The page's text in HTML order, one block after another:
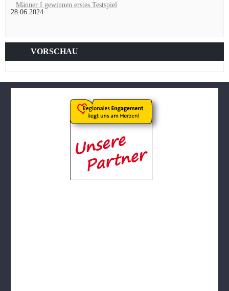
Männer I gewinnen erstes Testspiel
28.06.2024
VORSCHAU